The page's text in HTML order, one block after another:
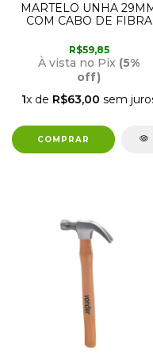
MARTELO UNHA
COM CABO DE FIBRA
R$59,85
À vista no Pix (5%
off)
1x de R$63,00 sem